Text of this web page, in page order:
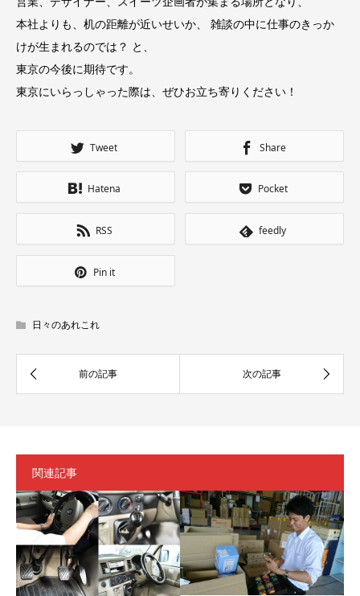
本社よりも、机の距離が近いせいか、 雑談の中に仕事のきっか
けが生まれるのでは？ と、
東京の今後に期待です。
東京にいらっしゃった際は、ぜひお立ち寄りください！
Tweet Share
Hatena Pocket
RSS feedly
Pin it
日々のあれこれ
関連記事